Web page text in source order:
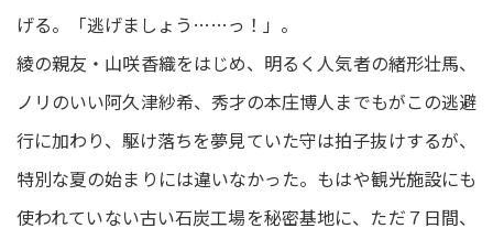
げる。「逃げましょう……っ！」。
綾の親友・山咲香織をはじめ、明るく人気者の緒形壮馬、
ノリのいい阿久津紗希、秀才の本庄博人までもがこの逃避
行に加わり、駆け落ちを夢見ていた守は拍子抜けするが、
特別な夏の始まりには違いなかった。もはや観光施設にも
使われていない古い石炭工場を秘密基地に、ただ７日間、